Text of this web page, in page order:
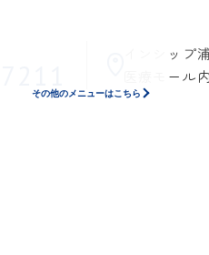
インシップ
医療モール内
その他のメニューはこちら